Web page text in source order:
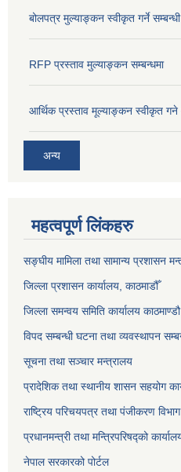
बोलपत्र मुल्याङ्कन स्वीकृत गर्ने
RFP प्रस्ताव मुल्याङ्कन सम्बन्धमा
आर्थिक प्रस्ताव मूल्याङ्कन स्वीकृत
अन्य
महत्वपूर्ण लिंकहरु
सङ्‍घीय मामिला तथा सामान्य प्रशासन
जिल्ला प्रशासन कार्यालय, काठमाडौँ
जिल्ला समन्वय समिति कार्यालय काठमाण्ड‌ौ
विपद सम्बन्धी घटना तथा व्यवस्थापन
सूचना तथा सञ्चार मन्त्रालय
प्रादेशिक तथा स्थानीय शासन सहयोग
राष्ट्रिय परिचयपत्र तथा पंजीकरण विभाग
प्रधानमन्त्री तथा मन्त्रिपरिषद्को
नेपाल सरकारको पोर्टल